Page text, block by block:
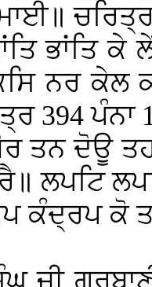
ਚਰਿਤ੍ਰ
ਭਾਂਤਿ
ਨਰ ਕੇਲ
394 ਪੰਨਾ
ਤਨ ਦੋਊ
ਲਪਟਿ
ਕੰਦ੍ਰਪ ਕੋ
ਜੀ